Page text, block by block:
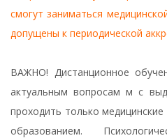
смогут заниматься
допущены к периодической
ВАЖНО! Дистанционное
актуальным вопросам м с
проходить только
образованием.